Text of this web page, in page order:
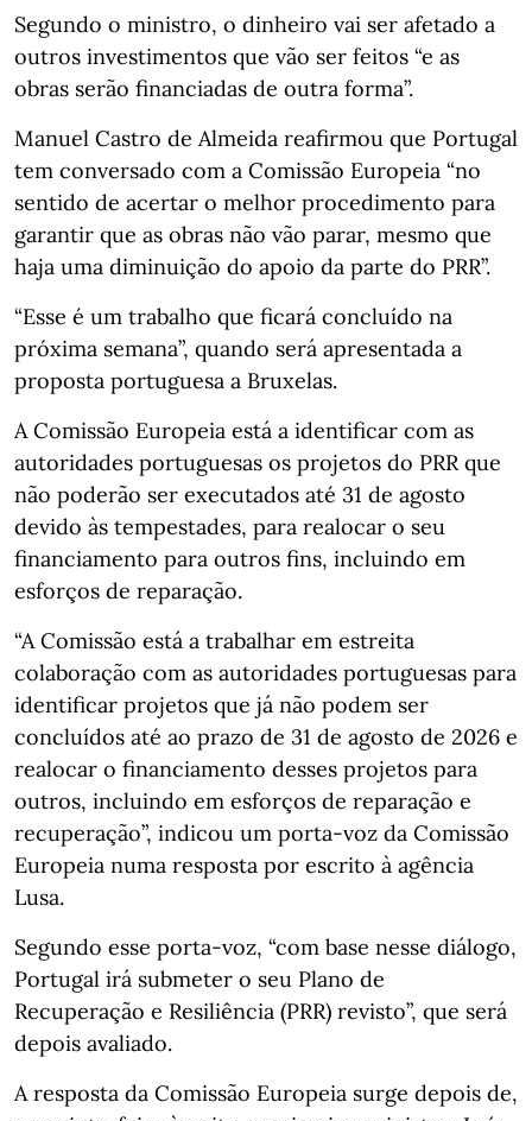
Segundo o ministro, o dinheiro vai ser afetado a
outros investimentos que vão ser feitos “e as
obras serão financiadas de outra forma”.
Manuel Castro de Almeida reafirmou que Portugal
tem conversado com a Comissão Europeia “no
sentido de acertar o melhor procedimento para
garantir que as obras não vão parar, mesmo que
haja uma diminuição do apoio da parte do PRR”.
“Esse é um trabalho que ficará concluído na
próxima semana”, quando será apresentada a
proposta portuguesa a Bruxelas.
A Comissão Europeia está a identificar com as
autoridades portuguesas os projetos do PRR que
não poderão ser executados até 31 de agosto
devido às tempestades, para realocar o seu
financiamento para outros fins, incluindo em
esforços de reparação.
“A Comissão está a trabalhar em estreita
colaboração com as autoridades portuguesas para
identificar projetos que já não podem ser
concluídos até ao prazo de 31 de agosto de 2026 e
realocar o financiamento desses projetos para
outros, incluindo em esforços de reparação e
recuperação”, indicou um porta-voz da Comissão
Europeia numa resposta por escrito à agência
Lusa.
Segundo esse porta-voz, “com base nesse diálogo,
Portugal irá submeter o seu Plano de
Recuperação e Resiliência (PRR) revisto”, que será
depois avaliado.
A resposta da Comissão Europeia surge depois de,